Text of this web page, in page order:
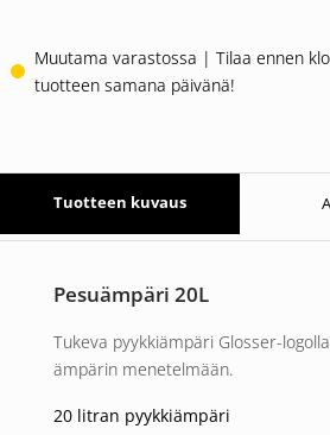
Muutama varastossa | Tilaa ennen
tuotteen samana päivänä!
Tuotteen kuvaus
Pesuämpäri 20L
Tukeva pyykkiämpäri Glosser-
ämpärin menetelmään.
20 litran pyykkiämpäri